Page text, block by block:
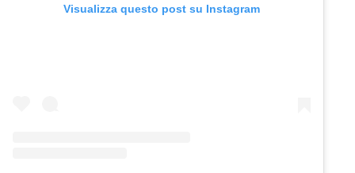
Visualizza questo post su Instagram